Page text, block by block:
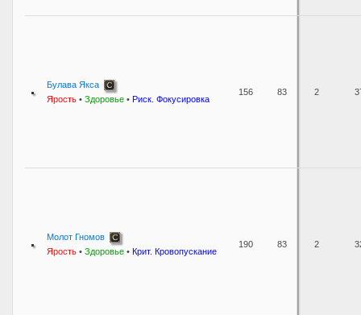
Булава Якса
Ярость • Здоровье • Риск. Фокусировка
156 83 2
Молот Гномов
Ярость • Здоровье • Крит. Кровопускание
190 83 2